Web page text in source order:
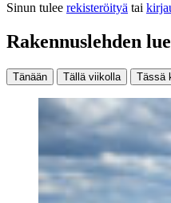
Sinun tulee rekisteröityä tai
Rakennuslehden
Tänään Tällä viikolla Tässä